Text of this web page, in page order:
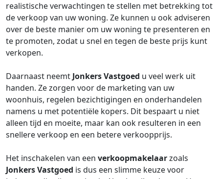
realistische verwachtingen te stellen met betrekking tot
de verkoop van uw woning. Ze kunnen u ook adviseren
over de beste manier om uw woning te presenteren en
te promoten, zodat u snel en tegen de beste prijs kunt
verkopen.
Daarnaast neemt Jonkers Vastgoed u veel werk uit
handen. Ze zorgen voor de marketing van uw
woonhuis, regelen bezichtigingen en onderhandelen
namens u met potentiële kopers. Dit bespaart u niet
alleen tijd en moeite, maar kan ook resulteren in een
snellere verkoop en een betere verkoopprijs.
Het inschakelen van een verkoopmakelaarzoals
Jonkers Vastgoed is dus een slimme keuze voor